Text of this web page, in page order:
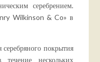
серебрением.
Wilkinson & Co» в
покрытия
нескольких